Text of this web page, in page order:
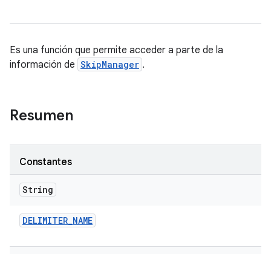
Es una función que permite acceder a parte de la
información de SkipManager .
Resumen
Constantes
String
DELIMITER_NAME